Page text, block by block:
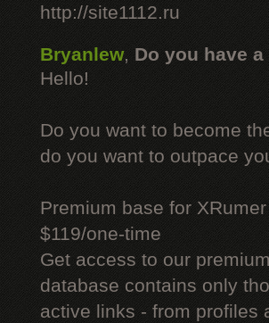
http://site1112.ru
Bryanlew, Do you have
Hello!
Do you want to become
do you want to outpace
Premium base for XRumer
$119/one-time
Get access to our
database contains only
active links - from profiles